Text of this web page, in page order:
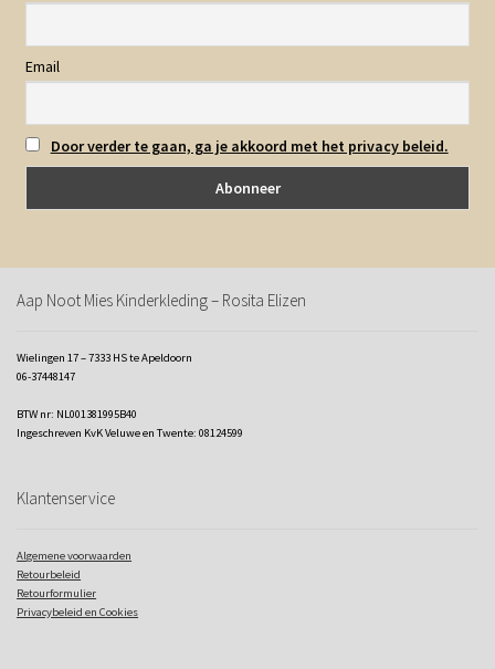
Email
Door verder te gaan, ga je akkoord met het privacy beleid.
Aap Noot Mies Kinderkleding – Rosita Elizen
Wielingen 17 – 7333 HS te Apeldoorn
06-37448147
BTW nr: NL001381995B40
Ingeschreven KvK Veluwe en Twente: 08124599
Klantenservice
Algemene voorwaarden
Retourbeleid
Retourformulier
Privacybeleid en Cookies